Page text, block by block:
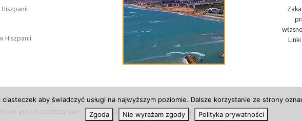
Hiszpanii
prawa zastrzeżone - Costa Blanca w Hiszpanii, newsy i informacje.
aby świadczyć usługi na najwyższym poziomie. Dalsze korzystanie ze strony
Zgoda
Nie wyrażam zgody Polityka prywatności